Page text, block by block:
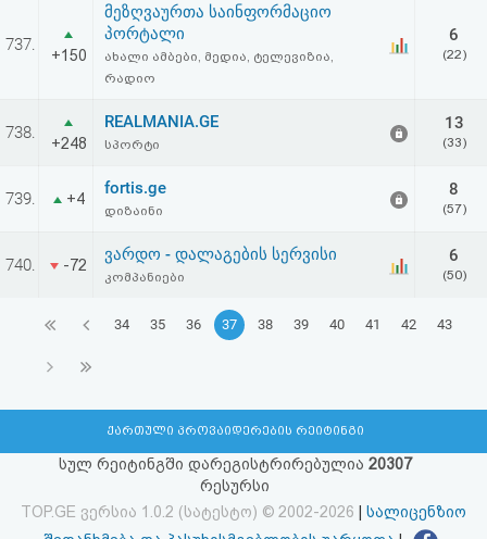
737.
+150
მეზღვაურთა საინფორმაციო
პორტალი
ახალი ამბები, მედია, ტელევიზია,
რადიო
6
(22)
738.
+248
REALMANIA.GE
სპორტი
13
(33)
739. +4
fortis.ge
დიზაინი
8
(57)
740. -72
ვარდო - დალაგების სერვისი
კომპანიები
6
(50)
34 35 36 37 38 39 40 41 42 43
ქართული პროვაიდერების რეიტინგი
სულ რეიტინგში დარეგისტრირებულია 20307
რესურსი
TOP.GE ვერსია 1.0.2 (სატესტო) © 2002-2026
სალიცენზიო